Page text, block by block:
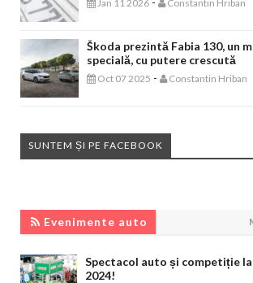
Jan 11 2026 Constantin Hriban
Škoda prezintă Fabia 130, un
specială, cu putere crescută
Oct 07 2025 - Constantin Hriban
SUNTEM ȘI PE FACEBOOK
Evenimente auto
Spectacol auto și competiție la
2024!